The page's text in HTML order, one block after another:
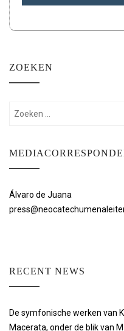
ZOEKEN
Zoeken:
Álvaro de Juana
RECENT NEWS
De symfonische werken van
Macerata, onder de blik van